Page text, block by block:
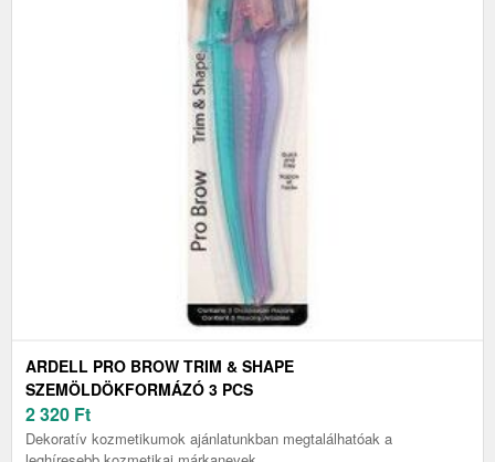
ARDELL PRO BROW TRIM & SHAPE
SZEMÖLDÖKFORMÁZÓ 3 PCS
2 320 Ft
Dekoratív kozmetikumok ajánlatunkban megtalálhatóak a